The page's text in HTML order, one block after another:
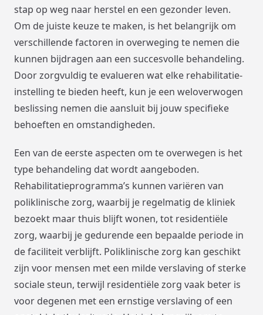
stap op weg naar herstel en een gezonder leven.
Om de juiste keuze te maken, is het belangrijk om
verschillende factoren in overweging te nemen die
kunnen bijdragen aan een succesvolle behandeling.
Door zorgvuldig te evalueren wat elke rehabilitatie-
instelling te bieden heeft, kun je een weloverwogen
beslissing nemen die aansluit bij jouw specifieke
behoeften en omstandigheden.
Een van de eerste aspecten om te overwegen is het
type behandeling dat wordt aangeboden.
Rehabilitatieprogramma’s kunnen variëren van
poliklinische zorg, waarbij je regelmatig de kliniek
bezoekt maar thuis blijft wonen, tot residentiële
zorg, waarbij je gedurende een bepaalde periode in
de faciliteit verblijft. Poliklinische zorg kan geschikt
zijn voor mensen met een milde verslaving of sterke
sociale steun, terwijl residentiële zorg vaak beter is
voor degenen met een ernstige verslaving of een